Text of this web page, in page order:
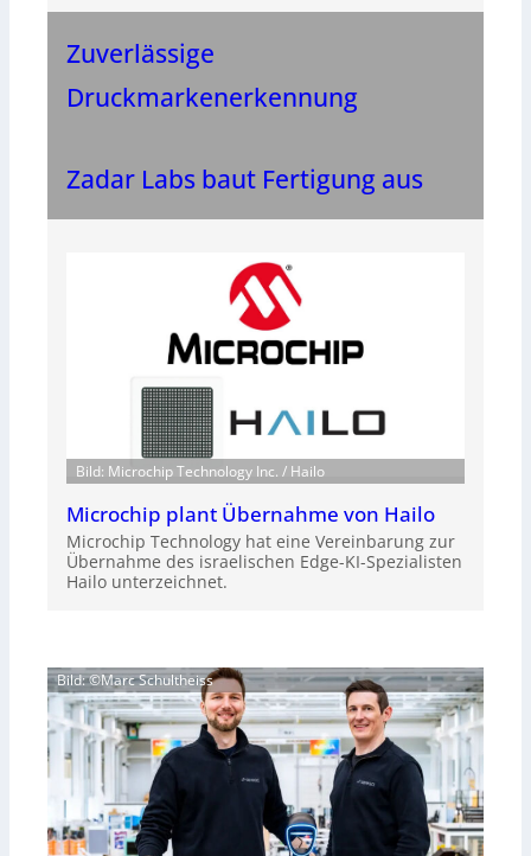
Zuverlässige
Druckmarkenerkennung
Zadar Labs baut Fertigung aus
Bild: Microchip Technology Inc. / Hailo
Microchip plant Übernahme von Hailo
Microchip Technology hat eine Vereinbarung zur
Übernahme des israelischen Edge-KI-Spezialisten
Hailo unterzeichnet.
Bild: ©Marc Schultheiss